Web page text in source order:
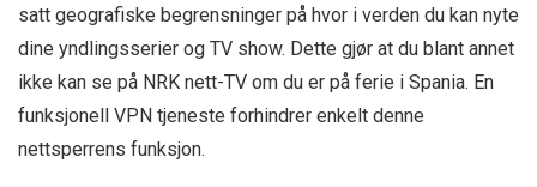
satt geografiske begrensninger på hvor i verden du kan nyte
dine yndlingsserier og TV show. Dette gjør at du blant annet
ikke kan se på NRK nett-TV om du er på ferie i Spania. En
funksjonell VPN tjeneste forhindrer enkelt denne
nettsperrens funksjon.